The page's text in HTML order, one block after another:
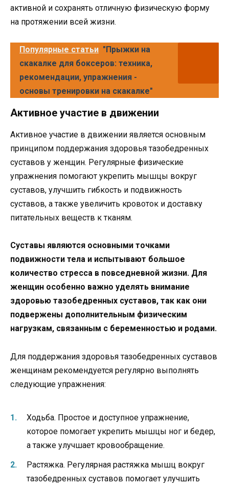
активной и сохранять отличную физическую форму
на протяжении всей жизни.
Популярные статьи "Прыжки на
скакалке для боксеров: техника,
рекомендации, упражнения -
основы тренировки на скакалке"
Активное участие в движении
Активное участие в движении является основным
принципом поддержания здоровья тазобедренных
суставов у женщин. Регулярные физические
упражнения помогают укрепить мышцы вокруг
суставов, улучшить гибкость и подвижность
суставов, а также увеличить кровоток и доставку
питательных веществ к тканям.
Суставы являются основными точками
подвижности тела и испытывают большое
количество стресса в повседневной жизни. Для
женщин особенно важно уделять внимание
здоровью тазобедренных суставов, так как они
подвержены дополнительным физическим
нагрузкам, связанным с беременностью и родами.
Для поддержания здоровья тазобедренных суставов
женщинам рекомендуется регулярно выполнять
следующие упражнения:
Ходьба. Простое и доступное упражнение,
которое помогает укрепить мышцы ног и бедер,
а также улучшает кровообращение.
Растяжка. Регулярная растяжка мышц вокруг
тазобедренных суставов помогает улучшить